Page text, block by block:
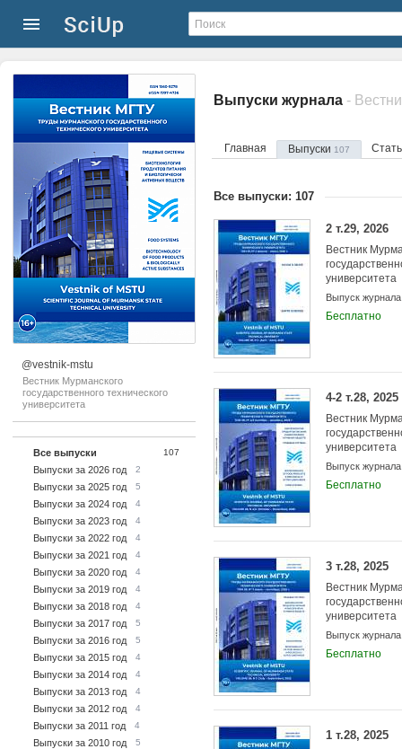
@vestnik-mstu
Вестник Мурманского
государственного технического
университета
Все выпуски 107
Выпуски за 2026 год 2
Выпуски за 2025 год 5
Выпуски за 2024 год 4
Выпуски за 2023 год 4
Выпуски за 2022 год 4
Выпуски за 2021 год 4
Выпуски за 2020 год 4
Выпуски за 2019 год 4
Выпуски за 2018 год 4
Выпуски за 2017 год 5
Выпуски за 2016 год 5
Выпуски за 2015 год 4
Выпуски за 2014 год 4
Выпуски за 2013 год 4
Выпуски за 2012 год 4
Выпуски за 2011 год 4
Выпуски за 2010 год 5
Выпуски журнала
Главная Выпуски 107
Все выпуски: 107
2 т.29, 2026
Вестник
университета
Выпуск журнала
Бесплатно
4-2 т.28, 2025
Вестник
университета
Выпуск журнала
Бесплатно
3 т.28, 2025
Вестник
университета
Выпуск журнала
Бесплатно
1 т.28, 2025